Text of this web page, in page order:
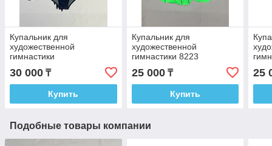
Купальник для
художественной
гимнастики
30 000 ₸
Купить
Купальник для
художественной
гимнастики 8223
25 000₸
Купить
25
Подобные товары компании